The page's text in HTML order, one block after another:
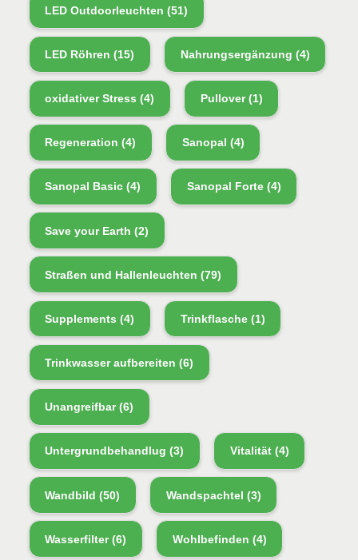
LED Outdoorleuchten (51)
LED Röhren (15) Nahrungsergänzung (4)
oxidativer Stress (4) Pullover(1)
Regeneration (4) Sanopal (4)
Sanopal Basic (4) Sanopal Forte(4)
Save your Earth (2)
Straßen und Hallenleuchten (79)
Supplements (4) Trinkflasche(1)
Trinkwasser aufbereiten (6)
Unangreifbar(6)
Untergrundbehandlug (3) Vitalität(4)
Wandbild (50) Wandspachtel (3)
Wasserfilter(6) Wohlbefinden (4)